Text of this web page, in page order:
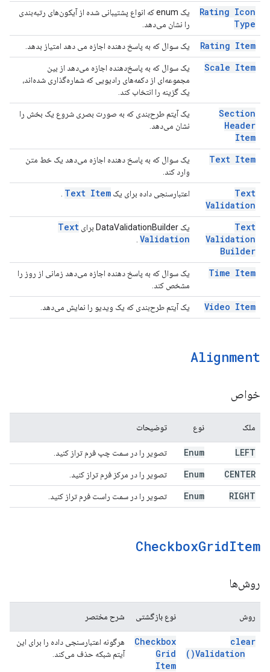
Rating Icon
Type
یک enum که انواع پشتیبانی شده از آیکون‌های رتبه‌بندی
را نشان می‌دهد.
Rating Item یک سوال که به پاسخ دهنده اجازه می دهد امتیاز بدهد.
Scale Item
یک سوال که به پاسخ‌دهنده اجازه می‌دهد از بین
مجموعه‌ای از دکمه‌های رادیویی که شماره‌گذاری شده‌اند،
یک گزینه را انتخاب کند.
Section
Header
Item
یک آیتم طرح‌بندی که به صورت بصری شروع یک بخش را
نشان می‌دهد.
Text Item
یک سوال که به پاسخ دهنده اجازه می‌دهد یک خط متن
وارد کند.
Text
Validation
اعتبارسنجی داده برای یک Text Item
Text
Validation
Builder
یک DataValidationBuilder برای
Text
Validation
Time Item
یک سوال که به پاسخ دهنده اجازه می‌دهد زمانی از روز را
مشخص کند.
Video Item یک آیتم طرح‌بندی که یک ویدیو را نمایش می‌دهد.
Alignment
خواص
ملک نوع توضیحات
LEFT
Enum تصویر را در سمت چپ فرم تراز کنید.
CENTER
Enum تصویر را در مرکز فرم تراز کنید.
RIGHT
Enum تصویر را در سمت راست فرم تراز کنید.
CheckboxGridItem
روش‌ها
روش نوع بازگشتی شرح مختصر
clear
Validation(
)
Checkbox
Grid
Item
هرگونه اعتبارسنجی داده را برای این
آیتم شبکه حذف می‌کند.